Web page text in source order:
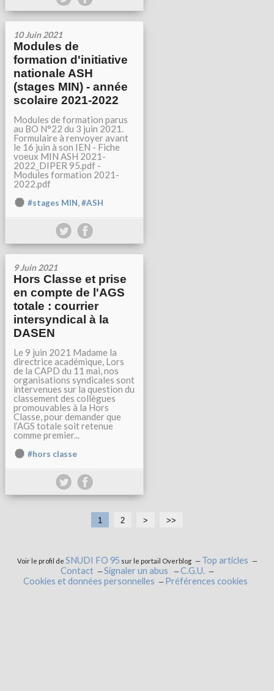
10 Juin 2021
Modules de
formation d'initiative
nationale ASH
(stages MIN) - année
scolaire 2021-2022
Modules de formation parus
au BO N°22 du 3 juin 2021.
Formulaire à renvoyer avant
le 16 juin à son IEN - Fiche
voeux MIN ASH 2021-
2022_DIPER 95.pdf -
Modules formation 2021-
2022.pdf
#stages MIN,#ASH
9 Juin 2021
Hors Classe et prise
en compte de l'AGS
totale : courrier
intersyndical à la
DASEN
Le 9 juin 2021 Madame la
directrice académique, Lors
de la CAPD du 11 mai, nos
organisations syndicales sont
intervenues sur la question du
classement des collègues
promouvables à la Hors
Classe, pour demander que
l’AGS totale soit retenue
comme premier...
#hors classe
1 2 > >>
Voir le profil de SNUDI FO 95 sur le portail Overblog
Top articles
Contact
Signaler un abus
C.G.U.
Cookies et données personnelles
Préférences cookies